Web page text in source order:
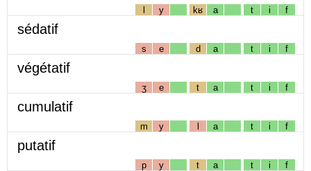
l y kʁ a t i f
sédatif
s e d a t i f
végétatif
ʒ e t a t i f
cumulatif
m y l a t i f
putatif
p y t a t i f